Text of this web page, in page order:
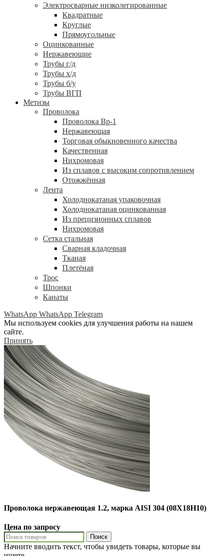
Электросварные низколегированные
Квадратные
Круглые
Прямоугольные
Оцинкованные
Нержавеющие
Трубы г/д
Трубы х/д
Трубы б/у
Трубы ВГП
Метизы
Проволока
Проволока Вр-1
Нержавеющая
Торговая обыкновенного качества
Качественная
Нихромовая
Из сплавов с высоким сопротивлением
Отожжённая
Лента
Холоднокатаная упаковочная
Холоднокатаная оцинкованная
Из прецизионных сплавов
Нихромовая
Сетка стальная
Сварная кладочная
Тканая
Плетёная
Трос
Шпонки
Канаты
WhatsApp WhatsApp Telegram
Мы используем cookies для улучшения работы на нашем
сайте.
Принять
Проволока нержавеющая 1.2, марка AISI 304 (08Х18Н10)
Цена по запросу
Поиск
Начните вводить текст, чтобы увидеть товары, которые вы